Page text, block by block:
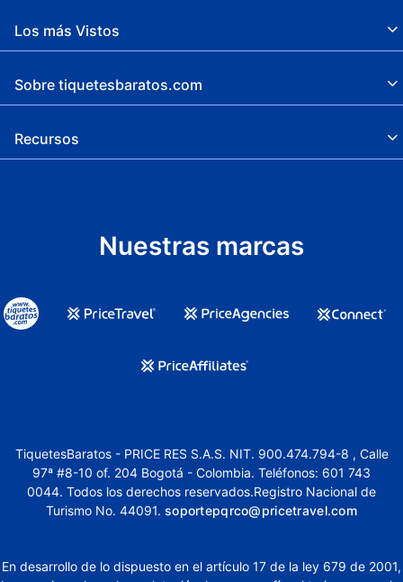
Los más Vistos
Sobre tiquetesbaratos.com
Recursos
Nuestras marcas
TiquetesBaratos - PRICE RES S.A.S. NIT. 900.474.794-8 , Calle
97ª #8-10 of. 204 Bogotá - Colombia. Teléfonos: 601 743
0044. Todos los derechos reservados.Registro Nacional de
Turismo No. 44091.soportepqrco@pricetravel.com
En desarrollo de lo dispuesto en el artículo 17 de la ley 679 de 2001,